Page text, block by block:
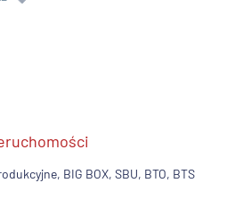
BIG BOX, SBU, BTO, BTS